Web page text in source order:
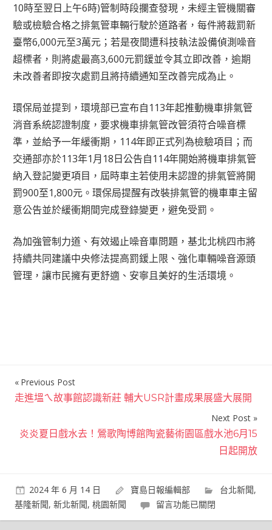
10時至翌日上午6時)管制時段攔查發現，未經主管機關審
驗或檢驗合格之排氣管車輛行駛於道路者，每件將裁罰新
臺幣6,000元至3萬元；若是夜間遭科技執法設備偵測噪音
超標者，則將處最高3,600元罰鍰並令其立即改善，逾期
未改善者即按次處罰且將持續通知至改善完成為止。
環保局並提到，環境部已宣布自113年起推動機車排氣管
消音系統認證制度，要求機車排氣管改管須符合噪音標
準，並給予一年緩衝期，114年即正式列為檢驗項目；而
交通部亦於113年1月18日公告自114年開始將機車排氣管
納入登記變更項目，屆時車主若使用未認證的排氣管將開
罰900至1,800元。環保局提醒有改裝排氣管的機車車主留
意公告並於緩衝期間完成登錄變更，避免受罰。
為加強管制力道、有效遏止噪音車問題，基北北桃四市將
持續共同建議中央修法提高罰鍰上限、強化車輛噪音源頭
管理，讓市民擁有更舒適、安寧且美好的生活環境。
文
章
導
Previous Post
走進塭ㄟ故事館認識新莊 輔大USR計畫成果展盛大展開
Next Post
炎炎夏日戲水去！鶯歌陶博館陶瓷藝術園區戲水池6月15
日起開放
2024 年 6 月 14 日 寶島日報編輯部 台北新聞,
基隆新聞, 新北新聞, 桃園新聞
在
〈嚴
留言功能已關閉